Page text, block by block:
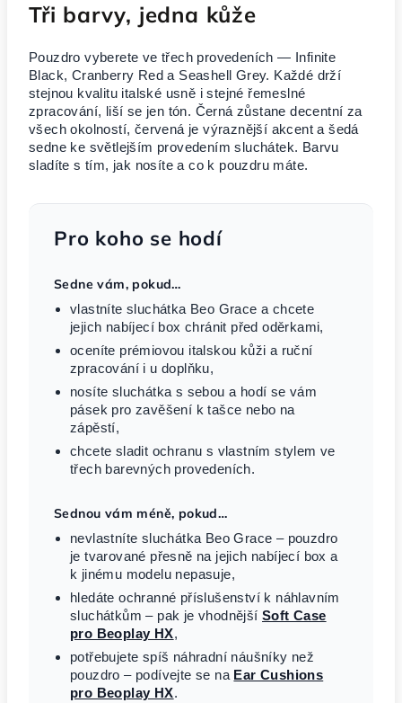
Tři barvy, jedna kůže
Pouzdro vyberete ve třech provedeních — Infinite
Black, Cranberry Red a Seashell Grey. Každé drží
stejnou kvalitu italské usně i stejné řemeslné
zpracování, liší se jen tón. Černá zůstane decentní za
všech okolností, červená je výraznější akcent a šedá
sedne ke světlejším provedením sluchátek. Barvu
sladíte s tím, jak nosíte a co k pouzdru máte.
Pro koho se hodí
Sedne vám, pokud…
vlastníte sluchátka Beo Grace a chcete
jejich nabíjecí box chránit před oděrkami,
oceníte prémiovou italskou kůži a ruční
zpracování i u doplňku,
nosíte sluchátka s sebou a hodí se vám
pásek pro zavěšení k tašce nebo na
zápěstí,
chcete sladit ochranu s vlastním stylem ve
třech barevných provedeních.
Sednou vám méně, pokud…
nevlastníte sluchátka Beo Grace – pouzdro
je tvarované přesně na jejich nabíjecí box a
k jinému modelu nepasuje,
hledáte ochranné příslušenství k náhlavním
sluchátkům – pak je vhodnější Soft Case
pro Beoplay HX,
potřebujete spíš náhradní náušníky než
pouzdro – podívejte se na Ear Cushions
pro Beoplay HX.